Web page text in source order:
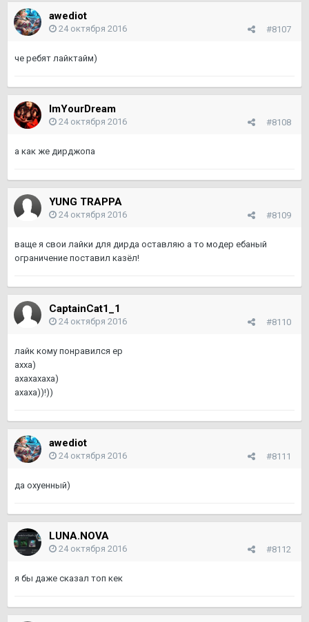
awediot
#8107
24 октября 2016
че ребят лайктайм)
ImYourDream
#8108
24 октября 2016
а как же дирджопа
YUNG TRAPPA
#8109
24 октября 2016
ваще я свои лайки для дирда оставляю а то модер ебаный
ограничение поставил казёл!
CaptainCat1_1
#8110
24 октября 2016
лайк кому понравился ep
ахха)
ахахахаха)
ахаха))!))
awediot
#8111
24 октября 2016
да охуенный)
LUNA.NOVA
#8112
24 октября 2016
я бы даже сказал топ кек